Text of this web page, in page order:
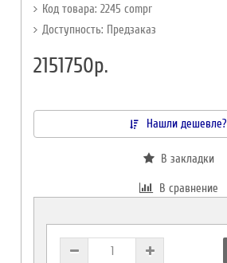
Код товара: 2245 compr
Доступность: Предзаказ
2151750р.
Нашли дешевле?
В закладки
В сравнение